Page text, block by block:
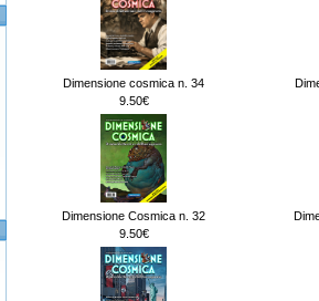
Dimensione cosmica n. 34
9.50€
Dimensione Cosmica n. 32
9.50€